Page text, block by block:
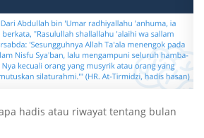
hadis atau riwayat tentang bulan